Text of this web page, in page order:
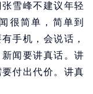
雪峰不建议年轻
很简单，简单到
手机，会说话，
闻要讲真话。讲
付出代价。讲真